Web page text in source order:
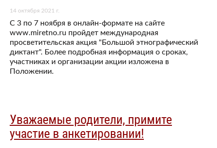
14 октября 2021 г.
С 3 по 7 ноября в онлайн-формате на сайте
www.miretno.ru пройдет международная
просветительская акция "Большой этнографический
диктант". Более подробная информация о сроках,
участниках и организации акции изложена в
Положении.
Уважаемые родители, примите
участие в анкетировании!